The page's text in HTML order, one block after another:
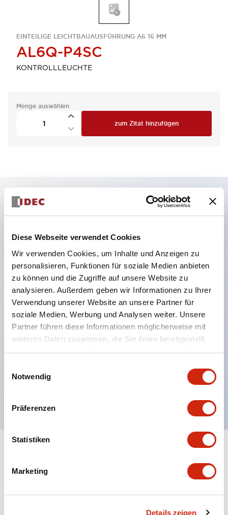
Diese Webseite verwendet Cookies
Wir verwenden Cookies, um Inhalte und Anzeigen zu
personalisieren, Funktionen für soziale Medien anbieten
zu können und die Zugriffe auf unsere Website zu
analysieren. Außerdem geben wir Informationen zu Ihrer
Verwendung unserer Website an unsere Partner für
soziale Medien, Werbung und Analysen weiter. Unsere
Partner führen diese Informationen möglicherweise mit
weiteren Daten zusammen, die Sie ihnen bereitgestellt
haben oder die sie im Rahmen Ihrer Nutzung der Dienste
Notwendig
Präferenzen
Statistiken
Marketing
Details zeigen
EINTEILIGE LEICHTBAUAUSFÜHRUNG A6 16 MM
AL6Q-P4SC
KONTROLLLEUCHTE
Menge auswählen
zum Zitat hinzufügen
Hauptmerkmale
Geeignet für ein breites Anwendungsspektrum
von der Konsumelektronik bis zum FA-Bereich
LED-Beleuchtungseinheit mit integriertem
strombegrenzendem Widerstand und Diode im
LED-Lampenkörper
Schutzarten IP40 und IP65 vollständig verfügbar
(IEC 60529)
UL- und CSA-zertifiziert. Entspricht EN (Europa)
Mit speziellem Zubehör leicht auf Φ22 Flash-
Other Specifications